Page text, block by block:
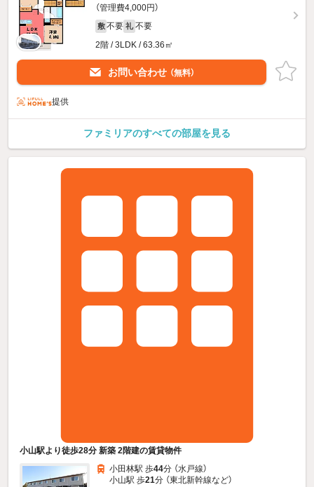
（管理費4,000円）
敷 不要 礼 不要
2階 / 3LDK / 63.36㎡
お問い合わせ （無料）
提供
ファミリアのすべての部屋を見る
小山駅より徒歩28分 新築 2階建の賃貸物件
小田林駅 歩44分 （水戸線）
小山駅 歩21分 （東北新幹線など）